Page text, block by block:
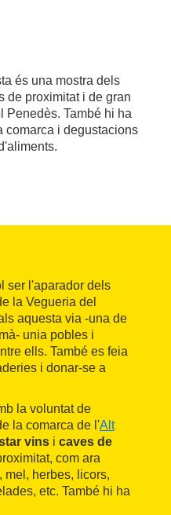
és una mostra dels
de proximitat i de gran
Penedès. També hi ha
comarca i degustacions
ser l'aparador dels
la Vegueria del
aquesta via -una de
unia pobles i
ells. També es feia
i donar-se a
la voluntat de
la comarca de l'Alt
vins i caves de
com ara
mel, herbes, licors,
etc. També hi ha